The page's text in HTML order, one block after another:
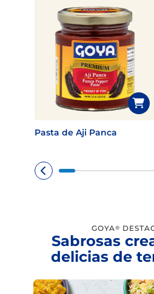
Pasta de Aji Panca
GOYA®
Sabrosas
delicias de